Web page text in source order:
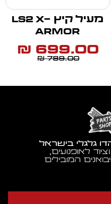
מעיל קיץ LS2 X-
ARMOR
789.00
₪
699.00
₪
גלגלי בישראל
לאופנועים,
המובילים